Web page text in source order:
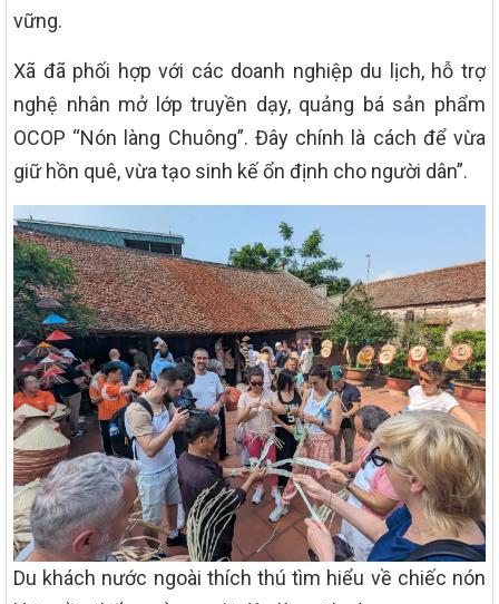
vững.
Xã đã phối hợp với các doanh nghiệp du lịch, hỗ trợ
nghệ nhân mở lớp truyền dạy, quảng bá sản phẩm
OCOP “Nón làng Chuông”. Đây chính là cách để vừa
giữ hồn quê, vừa tạo sinh kế ổn định cho người dân”.
Du khách nước ngoài thích thú tìm hiểu về chiếc nón